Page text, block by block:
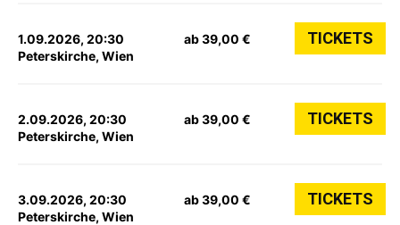
1.09.2026, 20:30
Peterskirche, Wien
ab 39,00 € TICKETS
2.09.2026, 20:30
Peterskirche, Wien
ab 39,00 € TICKETS
3.09.2026, 20:30
Peterskirche, Wien
ab 39,00 € TICKETS